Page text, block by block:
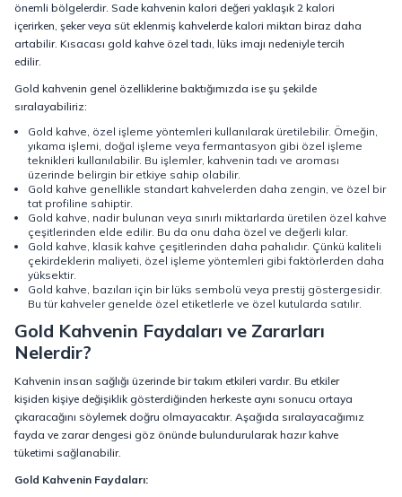
önemli bölgelerdir. Sade kahvenin kalori değeri yaklaşık 2 kalori
içerirken, şeker veya süt eklenmiş kahvelerde kalori miktarı biraz daha
artabilir. Kısacası gold kahve özel tadı, lüks imajı nedeniyle tercih
edilir.
Gold kahvenin genel özelliklerine baktığımızda ise şu şekilde
sıralayabiliriz:
Gold kahve, özel işleme yöntemleri kullanılarak üretilebilir. Örneğin,
yıkama işlemi, doğal işleme veya fermantasyon gibi özel işleme
teknikleri kullanılabilir. Bu işlemler, kahvenin tadı ve aroması
üzerinde belirgin bir etkiye sahip olabilir.
Gold kahve genellikle standart kahvelerden daha zengin, ve özel bir
tat profiline sahiptir.
Gold kahve, nadir bulunan veya sınırlı miktarlarda üretilen özel kahve
çeşitlerinden elde edilir. Bu da onu daha özel ve değerli kılar.
Gold kahve, klasik kahve çeşitlerinden daha pahalıdır. Çünkü kaliteli
çekirdeklerin maliyeti, özel işleme yöntemleri gibi faktörlerden daha
yüksektir.
Gold kahve, bazıları için bir lüks sembolü veya prestij göstergesidir.
Bu tür kahveler genelde özel etiketlerle ve özel kutularda satılır.
Gold Kahvenin Faydaları ve Zararları
Nelerdir?
Kahvenin insan sağlığı üzerinde bir takım etkileri vardır. Bu etkiler
kişiden kişiye değişiklik gösterdiğinden herkeste aynı sonucu ortaya
çıkaracağını söylemek doğru olmayacaktır. Aşağıda sıralayacağımız
fayda ve zarar dengesi göz önünde bulundurularak hazır kahve
tüketimi sağlanabilir.
Gold Kahvenin Faydaları: